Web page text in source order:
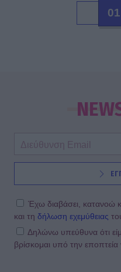
01
Έχω διαβάσει, κατανοώ
και τη δήλωση εχεμύθειας
Δηλώνω υπεύθυνα ότι
βρίσκομαι υπό την